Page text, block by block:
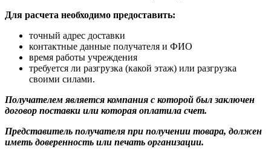
Для расчета необходимо предоставить:
точный адрес доставки
контактные данные получателя и ФИО
время работы учреждения
требуется ли разгрузка (какой этаж) или разгрузка
своими силами.
Получателем является компания с которой был заключен
договор поставки или которая оплатила счет.
Представитель получателя при получении товара, должен
иметь доверенность или печать организации.